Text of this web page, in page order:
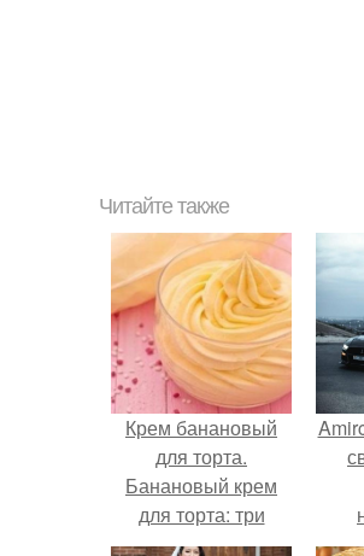
Читайте также
Крем банановый
для торта.
Банановый крем
для торта: три
рецепта как